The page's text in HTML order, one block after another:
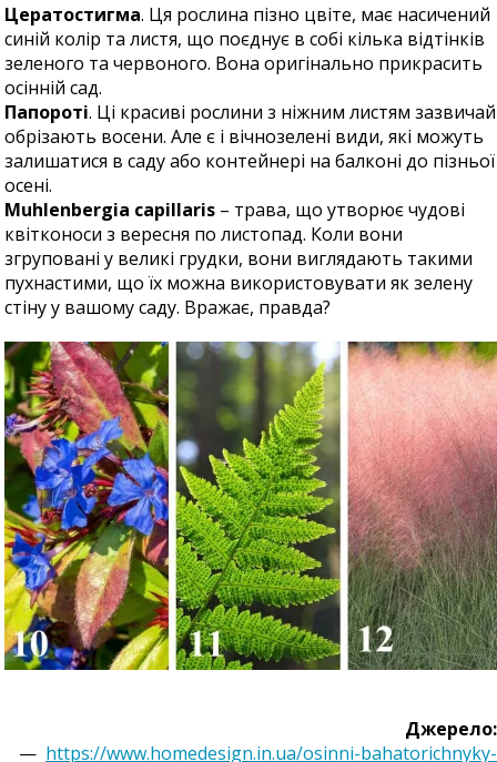
Цератостигма. Ця рослина пізно цвіте, має насичений
синій колір та листя, що поєднує в собі кілька відтінків
зеленого та червоного. Вона оригінально прикрасить
осінній сад.
Папороті. Ці красиві рослини з ніжним листям зазвичай
обрізають восени. Але є і вічнозелені види, які можуть
залишатися в саду або контейнері на балконі до пізньої
осені.
Muhlenbergia capillaris – трава, що утворює чудові
квітконоси з вересня по листопад. Коли вони
згруповані у великі грудки, вони виглядають такими
пухнастими, що їх можна використовувати як зелену
стіну у вашому саду. Вражає, правда?
Джерело:
— https://www.homedesign.in.ua/osinni-bahatorichnyky-